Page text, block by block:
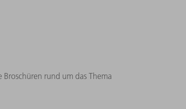
rund um das Thema